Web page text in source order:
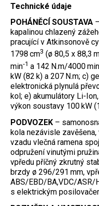
Technické údaje
POHÁNĚCÍ SOUSTAVA
kapalinou chlazený
pracující v Atkinsonově
1798 cm3 (ø 80,5 x 88,3
min‑1 a 142 N.m/4000 min
kW (82 k) a 207 N.m; c)
elektronická plynulá
kol; e) akumulátory Li-
výkon soustavy 100 kW
PODVOZEK –
kola nezávisle
vzadu vlečná ramena
odpružení vinutými
vpředu příčný zkrutný
brzdy ø 296/291 mm,
ABS/EBD/BA,VDC/ASR/
s elektrickým